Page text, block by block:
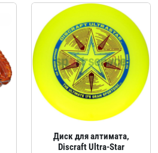
Диск для алтимата,
Discraft Ultra‑Star